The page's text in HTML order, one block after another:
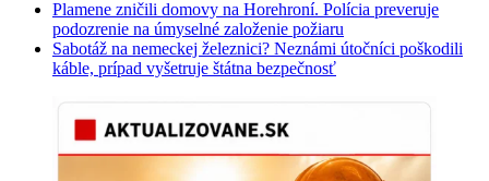
Plamene zničili domovy na Horehroní. Polícia preveruje
podozrenie na úmyselné založenie požiaru
Sabotáž na nemeckej železnici? Neznámi útočníci poškodili
káble, prípad vyšetruje štátna bezpečnosť